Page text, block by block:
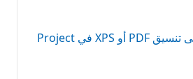
الحفظ أو التحويل إلى تنسيق PDF أو XPS في Project